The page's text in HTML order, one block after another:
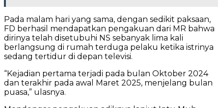
Pada malam hari yang sama, dengan sedikit paksaan,
FD berhasil mendapatkan pengakuan dari MR bahwa
dirinya telah disetubuhi NS sebanyak lima kali
berlangsung di rumah terduga pelaku ketika istrinya
sedang tertidur di depan televisi.
“Kejadian pertama terjadi pada bulan Oktober 2024
dan terakhir pada awal Maret 2025, menjelang bulan
puasa,” ulasnya.